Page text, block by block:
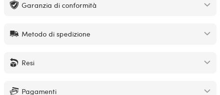
Garanzia di conformità
Metodo di spedizione
Resi
Pagamenti